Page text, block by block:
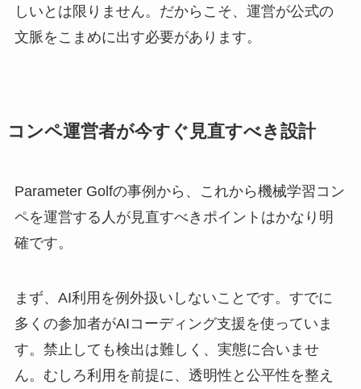
しいとは限りません。だからこそ、運営が公式の
文脈をこまめに出す必要があります。
コンペ運営者が今すぐ見直すべき設計
Parameter Golfの事例から、これから機械学習コン
ペを運営する人が見直すべきポイントはかなり明
確です。
まず、AI利用を例外扱いしないことです。すでに
多くの参加者がAIコーディング支援を使っていま
す。禁止しても検出は難しく、実態に合いませ
ん。むしろ利用を前提に、透明性と公平性を整え